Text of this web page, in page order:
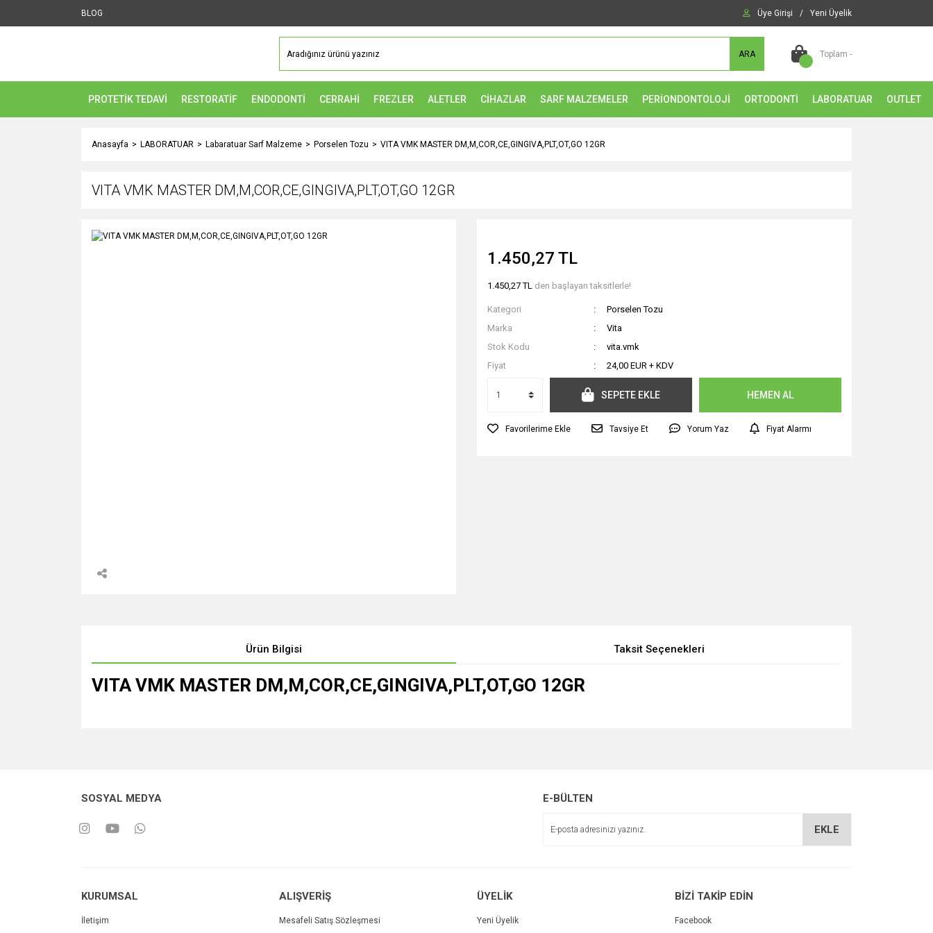
BLOG Üye Girişi / Yeni Üyelik
ARA Toplam -
PROTETİK TEDAVİ RESTORATİF ENDODONTİ CERRAHİ FREZLER ALETLER CİHAZLAR SARF MALZEMELER PERİONDONTOLOJİ ORTODONTİ LABORATUAR OUTLET
Anasayfa LABORATUAR Labaratuar Sarf Malzeme Porselen Tozu VITA VMK MASTER DM,M,COR,CE,GINGIVA,PLT,OT,GO 12GR
VITA VMK MASTER DM,M,COR,CE,GINGIVA,PLT,OT,GO 12GR
1.450,27 TL
1.450,27 TL den başlayan taksitlerle!
Kategori
Porselen Tozu
Marka
Vita
Stok Kodu
vita.vmk
Fiyat
24,00 EUR + KDV
SEPETE EKLE HEMEN AL
Tavsiye Et Yorum Yaz Fiyat Alarmı
Ürün Bilgisi Taksit Seçenekleri
VITA VMK MASTER DM,M,COR,CE,GINGIVA,PLT,OT,GO 12GR
SOSYAL MEDYA E-BÜLTEN
EKLE
KURUMSAL
İletişim
ALIŞVERİŞ
Mesafeli Satış Sözleşmesi
ÜYELİK
Yeni Üyelik
BİZİ TAKİP EDİN
Facebook